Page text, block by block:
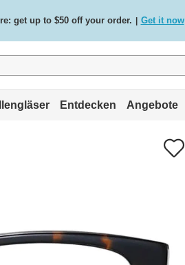
get up to $50 off your order. Get it now
delivery on all orders / Shop now.
Entdecken Angebote